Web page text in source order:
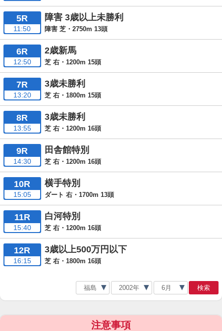
5R
11:50
障害 3歳以上未勝利
障害 芝・2750m 13頭
6R
12:50
2歳新馬
芝 右・1200m 15頭
7R
13:20
3歳未勝利
芝 右・1800m 15頭
8R
13:55
3歳未勝利
芝 右・1200m 16頭
9R
14:30
田舎館特別
芝 右・1200m 16頭
10R
15:05
横手特別
ダート 右・1700m 13頭
11R
15:40
白河特別
芝 右・1200m 16頭
12R
16:15
3歳以上500万円以下
芝 右・1800m 16頭
検索
注意事項